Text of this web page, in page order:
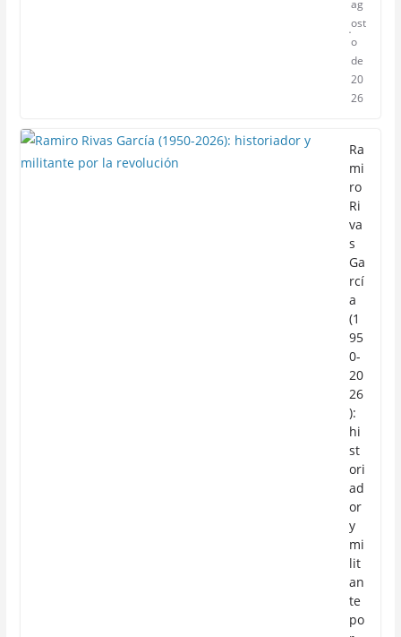
ag
ost
o
de
20
26
Ra
mi
ro
Ri
va
s
Ga
rcí
a
(1
95
0-
20
26
):
hi
st
ori
ad
or
y
mi
lit
an
te
po